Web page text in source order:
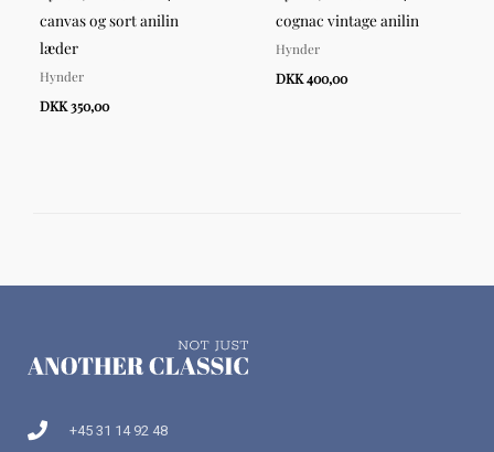
canvas og sort anilin
læder
Hynder
DKK 350,00
cognac vintage anilin
Hynder
DKK 400,00
+45 31 14 92 48